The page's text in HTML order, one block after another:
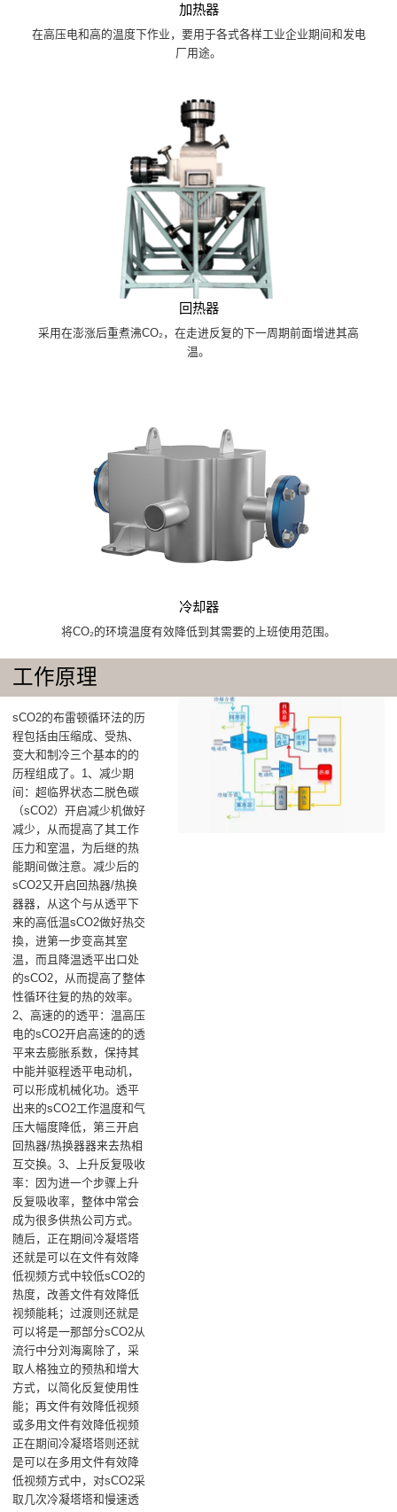
加热器
在高压电和高的温度下作业，要用于各式各样工业企业期间和发电
厂用途。
回热器
采用在澎涨后重煮沸CO₂，在走进反复的下一周期前面增进其高
温。
冷却器
将CO₂的环境温度有效降低到其需要的上班使用范围。
工作原理
‌sCO2的布雷顿循环法的历
程包括由压缩成、受热、
变大和制冷三个基本的的
历程组成了‌。1、减少期
间‌：超临界状态二脱色碳
（sCO2）开启‌减少机‌做好
减少，从而提高了其工作
压力和室温，为后继的热
能期间做注意。减少后的
sCO2又开启‌回热器/热换
器器‌，从这个与从透平下
来的高低温sCO2做好热交
換，进第一步变高其室
温，而且降温透平出口处
的sCO2，从而提高了整体
性循环往复的热的效率。
2、高速的的透平：温高压
电的sCO2开启‌高速的的透
平‌来去膨胀系数，保持其
中能并驱程透平电动机，
可以形成机械化功。透平
出来的sCO2工作温度和气
压大幅度降低，第三开启
回热器/热换器器来去热相
互交换。3、上升反复吸收
率：‌因为进一个步骤上升
反复吸收率，整体中常会
成为很多供热公司方式。
随后，‌正在期间冷凝塔塔‌
还就是可以在文件有效降
低视频方式中较低sCO2的
热度，改善文件有效降低
视频能耗；‌过渡‌则还就是
可以将是一那部分sCO2从
流行中分刘海离除了，采
取人格独立的预热和增大
方式，以简化反复使用性
能；‌再文件有效降低视频‌
或多用文件有效降低视频‌
正在期间冷凝塔塔‌则还就
是可以在多用文件有效降
低视频方式中，对sCO2采
取几次冷凝塔塔和慢速透